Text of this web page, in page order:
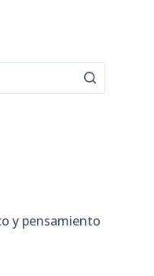
y pensamiento